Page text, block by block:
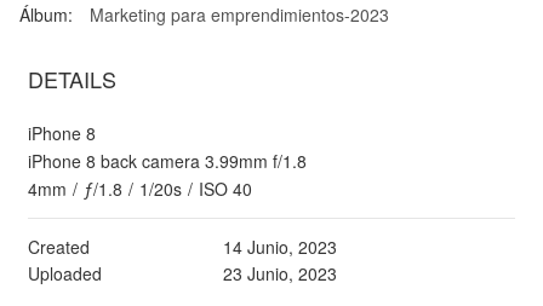
Álbum: Marketing para emprendimientos-2023
DETAILS
iPhone 8
iPhone 8 back camera 3.99mm f/1.8
4mm / ƒ/1.8 / 1/20s / ISO 40
Created
14 Junio, 2023
Uploaded
23 Junio, 2023